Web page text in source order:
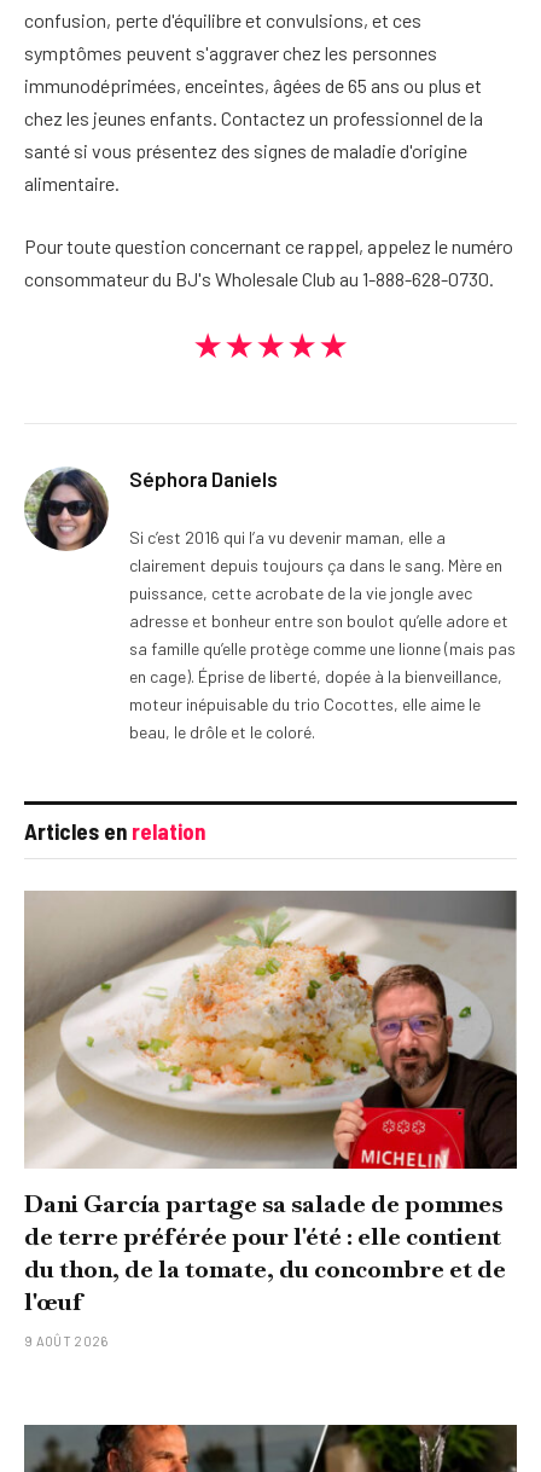
confusion, perte d'équilibre et convulsions, et ces
symptômes peuvent s'aggraver chez les personnes
immunodéprimées, enceintes, âgées de 65 ans ou plus et
chez les jeunes enfants. Contactez un professionnel de la
santé si vous présentez des signes de maladie d'origine
alimentaire.
Pour toute question concernant ce rappel, appelez le numéro
consommateur du BJ's Wholesale Club au 1-888-628-0730.
★★★★★
Séphora Daniels
Si c’est 2016 qui l’a vu devenir maman, elle a
clairement depuis toujours ça dans le sang. Mère en
puissance, cette acrobate de la vie jongle avec
adresse et bonheur entre son boulot qu’elle adore et
sa famille qu’elle protège comme une lionne (mais pas
en cage). Éprise de liberté, dopée à la bienveillance,
moteur inépuisable du trio Cocottes, elle aime le
beau, le drôle et le coloré.
Articles en relation
Dani García partage sa salade de pommes
de terre préférée pour l'été : elle contient
du thon, de la tomate, du concombre et de
l'œuf
9 AOÛT 2026